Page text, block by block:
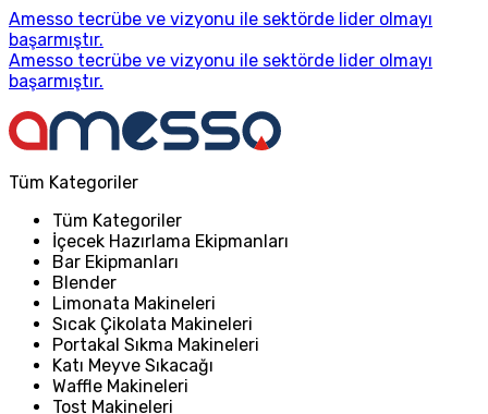
Amesso tecrübe ve vizyonu ile sektörde lider olmayı
başarmıştır.
Amesso tecrübe ve vizyonu ile sektörde lider olmayı
başarmıştır.
Tüm Kategoriler
Tüm Kategoriler
İçecek Hazırlama Ekipmanları
Bar Ekipmanları
Blender
Limonata Makineleri
Sıcak Çikolata Makineleri
Portakal Sıkma Makineleri
Katı Meyve Sıkacağı
Waffle Makineleri
Tost Makineleri